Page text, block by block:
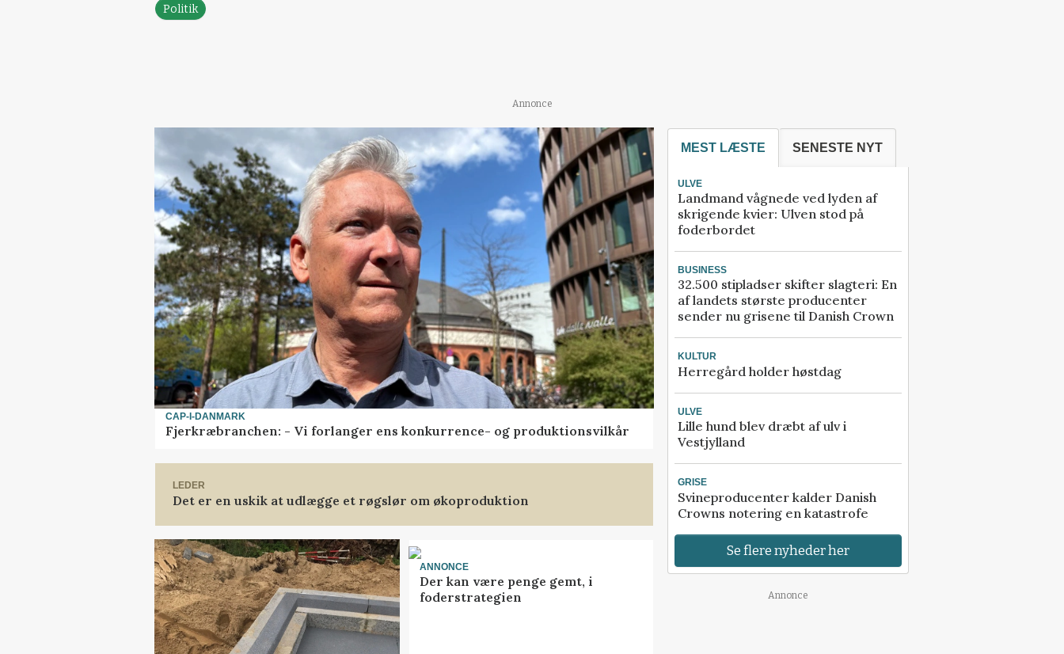
Politik
Annonce
CAP-I-DANMARK
Fjerkræbranchen: - Vi forlanger ens konkurrence- og produktionsvilkår
LEDER
Det er en uskik at udlægge et røgslør om økoproduktion
ANNONCE
Der kan være penge gemt, i
foderstrategien
MEST LÆSTE SENESTE NYT
ULVE
Landmand vågnede ved lyden af
skrigende kvier: Ulven stod på
foderbordet
BUSINESS
32.500 stipladser skifter slagteri: En
af landets største producenter
sender nu grisene til Danish Crown
KULTUR
Herregård holder høstdag
ULVE
Lille hund blev dræbt af ulv i
Vestjylland
GRISE
Svineproducenter kalder Danish
Crowns notering en katastrofe
Se flere nyheder her
Annonce